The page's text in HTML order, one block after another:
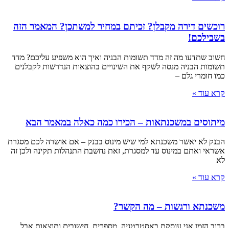
רוכשים דירה מקבלן? זכיתם במחיר למשתכן? המאמר הזה
בשבילכם!
חשוב שתדעו מה זה מדד תשומות הבניה ואיך הוא משפיע עליכם? מדד
תשומות הבניה מנסה לשקף את השינויים בהוצאות הנדרשות לקבלנים
כמו חומרי גלם –
קרא עוד »
מיתוסים במשכנתאות – הכירו כמה כאלה במאמר הבא
הבנק לא יאשר משכנתא למי שיש מינוס בבנק – אם אושרה לכם מסגרת
אשראי ואתם במינוס עד למסגרת, זאת נחשבת התנהלות תקינה ולכן זה
לא
קרא עוד »
משכנתא ורגשות – מה הקשר?
ברוב הזמן אני עוסקת באסטרטגיה, מספרים, חישובים ותוצאות אבל